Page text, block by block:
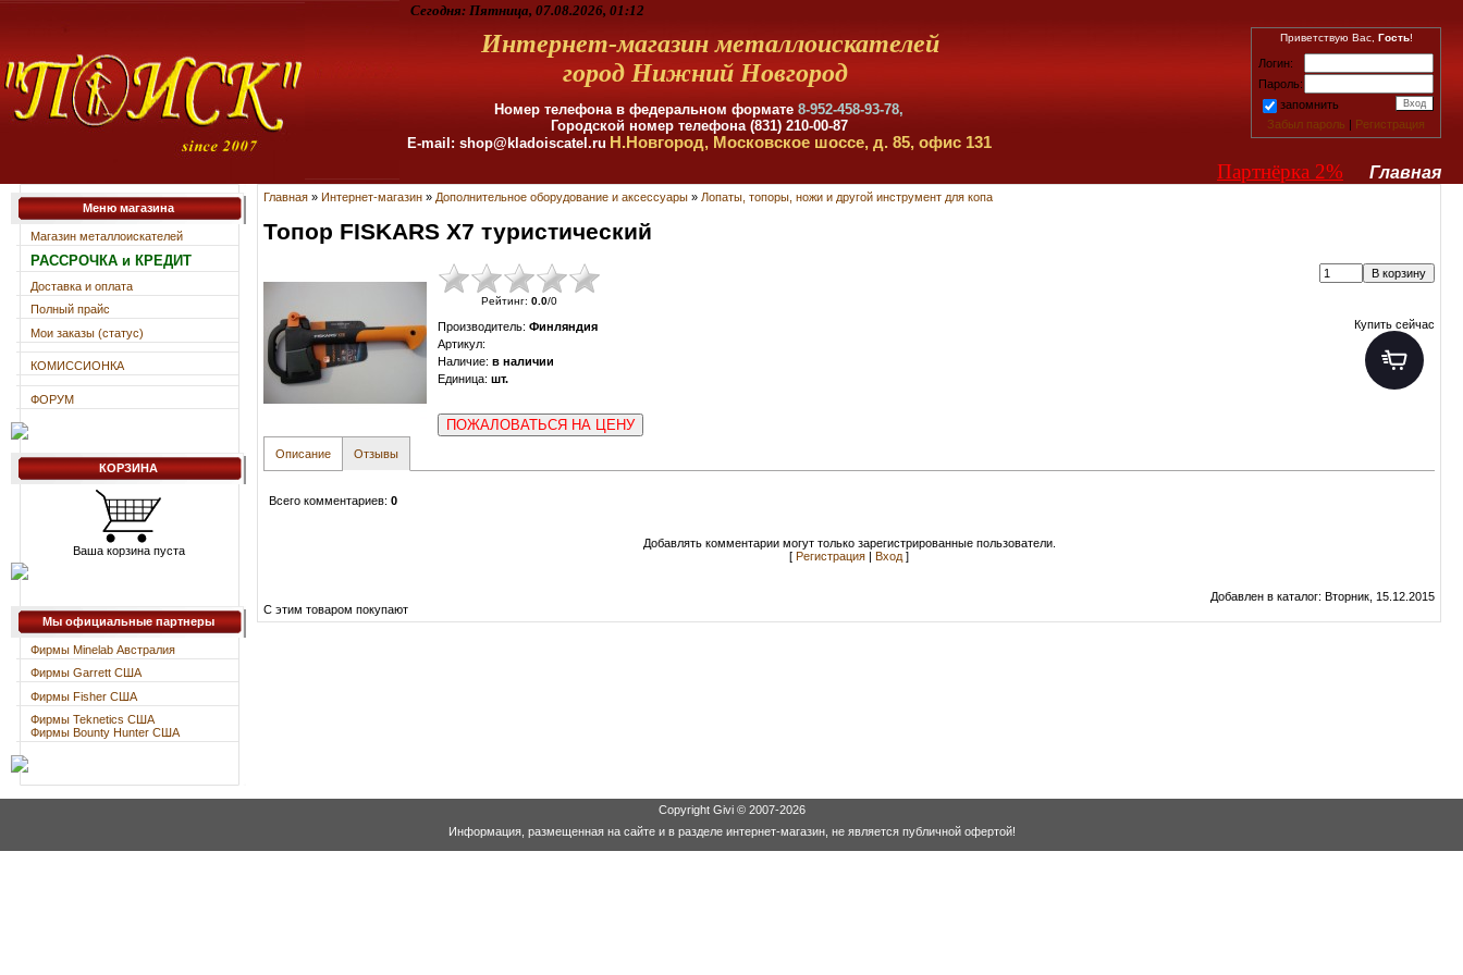
Сегодня: Пятница, 07.08.2026, 01:12
Интернет-магазин металлоискателей
город Нижний Новгород
Номер телефона в федеральном формате 8-952-458-93-78,
Городской номер телефона (831) 210-00-87
E-mail: shop@kladoiscatel.ru Н.Новгород, Московское шоссе, д. 85, офис 131
Приветствую Вас, Гость!
Логин:
Пароль:
запомнить
Забыл пароль | Регистрация
Партнёрка 2% Главная
Меню магазина
Магазин металлоискателей
РАССРОЧКА и КРЕДИТ
Доставка и оплата
Полный прайс
Мои заказы (статус)
КОМИССИОНКА
ФОРУМ
КОРЗИНА
Ваша корзина пуста
Мы официальные партнеры
Фирмы Minelab Австралия
Фирмы Garrett США
Фирмы Fisher США
Фирмы Teknetics США
Фирмы Bounty Hunter США
Главная » Интернет-магазин » Дополнительное оборудование и аксессуары » Лопаты, топоры, ножи и другой инструмент для копа
Топор FISKARS X7 туристический
Рейтинг: 0.0/0
Производитель: Финляндия
Артикул:
Наличие: в наличии
Единица: шт.
ПОЖАЛОВАТЬСЯ НА ЦЕНУ
Купить сейчас
Описание Отзывы
Всего комментариев: 0
Добавлять комментарии могут только зарегистрированные пользователи.
[ Регистрация | Вход ]
Добавлен в каталог: Вторник, 15.12.2015
С этим товаром покупают
Copyright Givi© 2007-2026
Информация, размещенная на сайте и в разделе интернет-магазин, не является публичной офертой!